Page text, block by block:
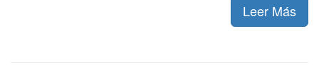
Leer Más